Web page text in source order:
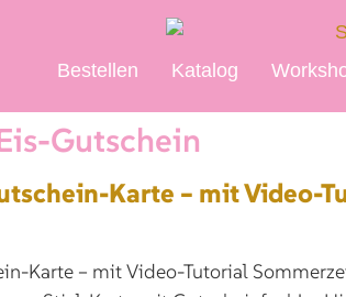
Bestellen Katalog
Gutschein
Karte – mit Video-
Karte – mit Video-Tutorial